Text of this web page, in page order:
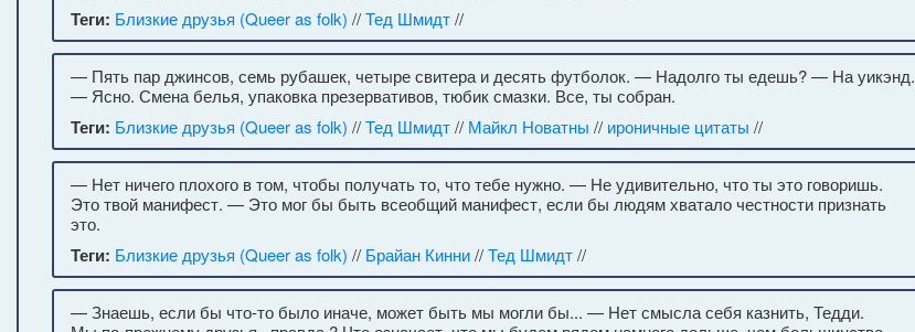
Теги: Близкие друзья (Queer as folk) //Тед Шмидт//
— Пять пар джинсов, семь рубашек, четыре свитера и десять футболок. — Надолго ты едешь? — На уикэнд.
— Ясно. Смена белья, упаковка презервативов, тюбик смазки. Все, ты собран.
Теги: Близкие друзья (Queer as folk) //Тед Шмидт// Майкл Новатны // ироничные цитаты //
— Нет ничего плохого в том, чтобы получать то, что тебе нужно. — Не удивительно, что ты это говоришь.
Это твой манифест. — Это мог бы быть всеобщий манифест, если бы людям хватало честности признать
это.
Теги: Близкие друзья (Queer as folk) // Брайан Кинни//Тед Шмидт//
— Знаешь, если бы что-то было иначе, может быть мы могли бы... — Нет смысла себя казнить, Тедди.